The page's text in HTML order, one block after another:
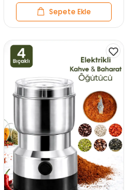
Sepete Ekle